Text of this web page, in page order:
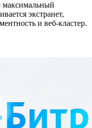
максимальный
экстранет,
и веб-кластер.